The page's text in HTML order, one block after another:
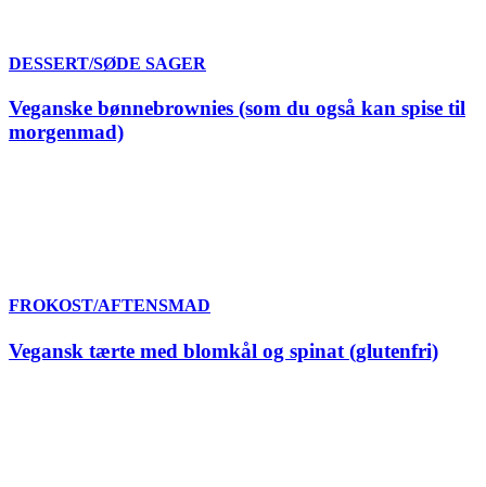
DESSERT/SØDE SAGER
Veganske bønnebrownies (som du også kan spise til
morgenmad)
FROKOST/AFTENSMAD
Vegansk tærte med blomkål og spinat (glutenfri)